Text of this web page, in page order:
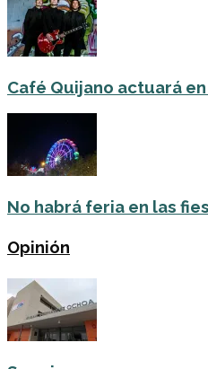
Café Quijano actuará
No habrá feria en las
Opinión